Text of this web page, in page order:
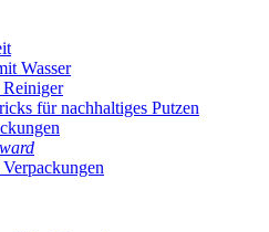
Wasser
für nachhaltiges Putzen